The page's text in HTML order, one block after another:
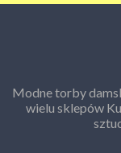
Modne torby
wielu sklepów